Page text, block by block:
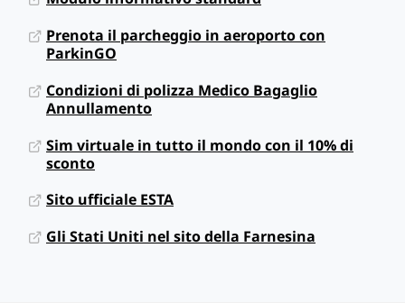
Prenota il parcheggio in aeroporto con
ParkinGO
Condizioni di polizza Medico Bagaglio
Annullamento
Sim virtuale in tutto il mondo con il 10% di
sconto
Sito ufficiale ESTA
Gli Stati Uniti nel sito della Farnesina